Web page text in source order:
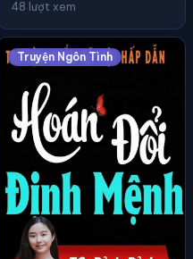
48 lượt xem
Truyện Ngôn Tình